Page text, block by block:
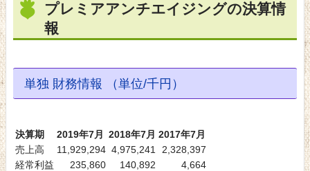
プレミアアンチエイジングの決算情
報
単独 財務情報 （単位/千円）
決算期 2019年7月 2018年7月 2017年7月
売上高
11,929,294 4,975,241
2,328,397
経常利益
235,860 140,892
4,664